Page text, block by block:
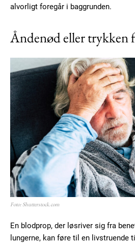
alvorligt foregår i baggrunden.
Åndenød eller trykken
Foto: Shutterstock.com
En blodprop, der løsriver sig fra
lungerne, kan føre til en livstruende